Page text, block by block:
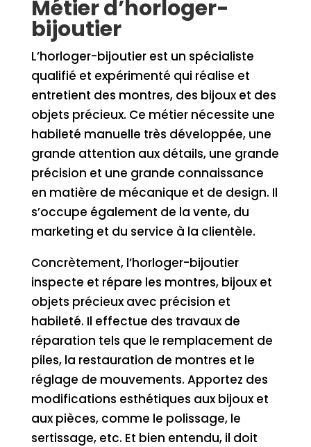
Métier d’horloger-
bijoutier
L’horloger-bijoutier est un spécialiste
qualifié et expérimenté qui réalise et
entretient des montres, des bijoux et des
objets précieux. Ce métier nécessite une
habileté manuelle très développée, une
grande attention aux détails, une grande
précision et une grande connaissance
en matière de mécanique et de design. Il
s’occupe également de la vente, du
marketing et du service à la clientèle.
Concrètement, l’horloger-bijoutier
inspecte et répare les montres, bijoux et
objets précieux avec précision et
habileté. Il effectue des travaux de
réparation tels que le remplacement de
piles, la restauration de montres et le
réglage de mouvements. Apportez des
modifications esthétiques aux bijoux et
aux pièces, comme le polissage, le
sertissage, etc. Et bien entendu, il doit